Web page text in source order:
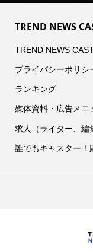
TREND NEWS
TREND NEWS
プライバシーポリシ
ランキング
媒体資料・広告メニ
求人（ライター、編
誰でもキャスター！